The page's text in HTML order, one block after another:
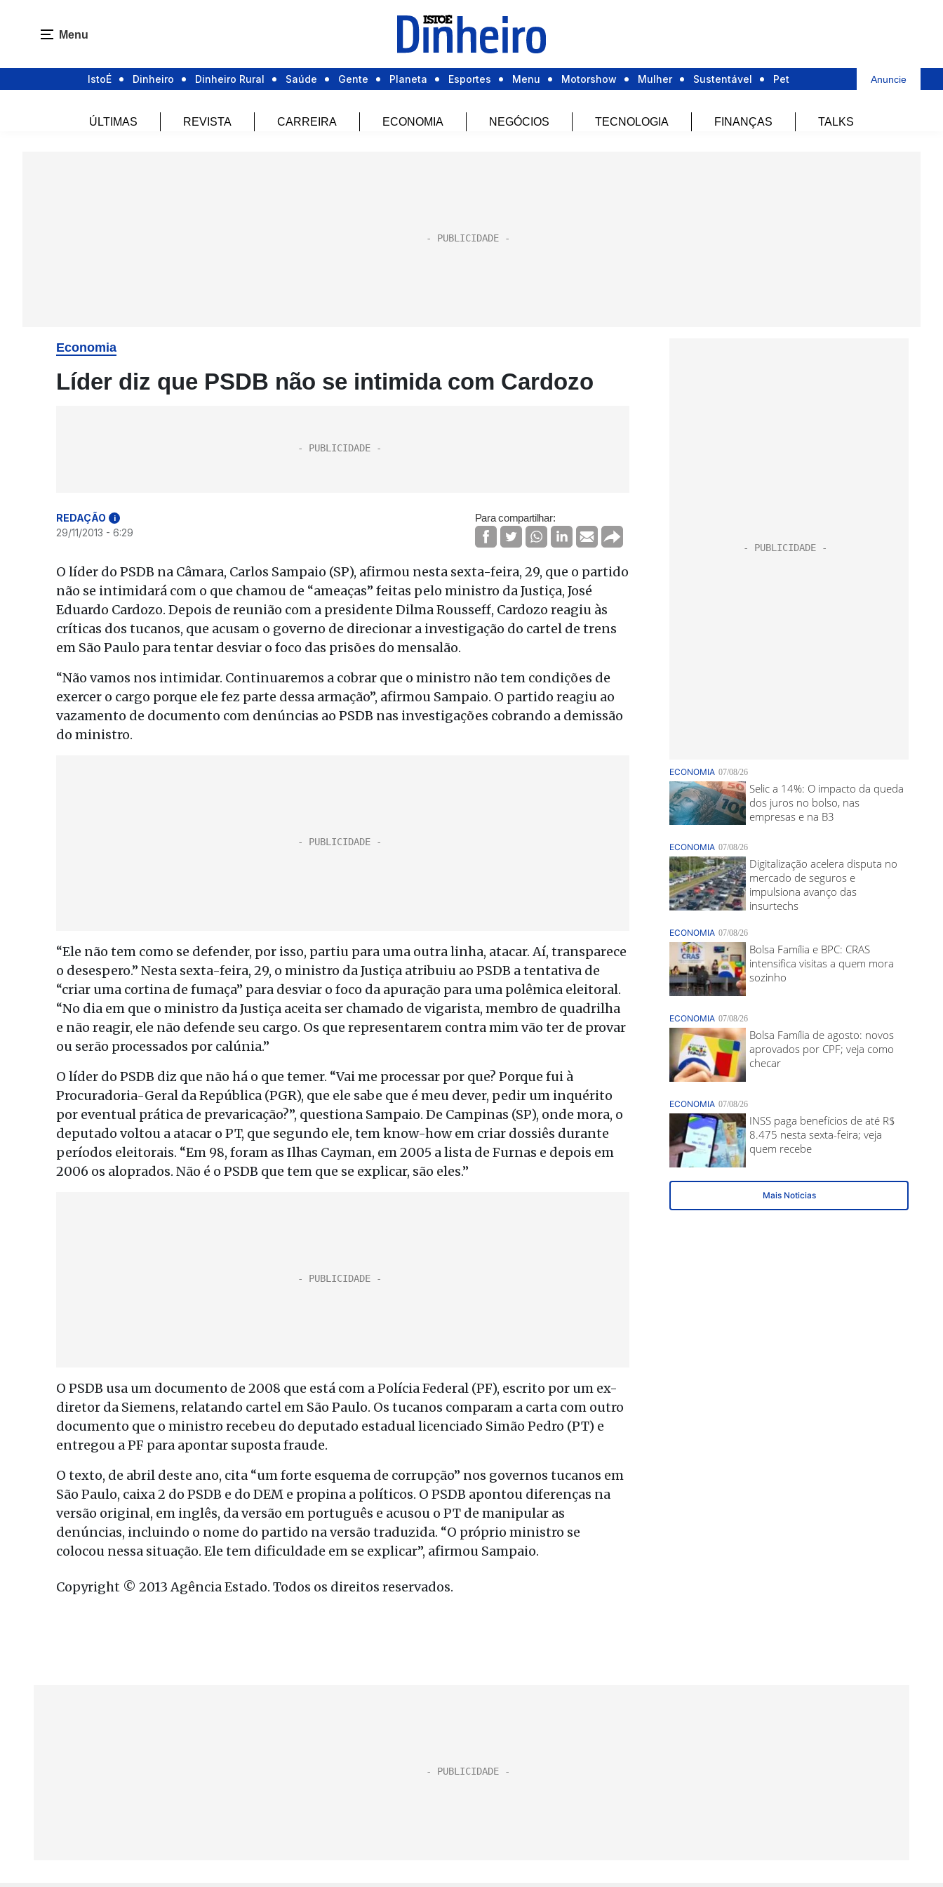
Menu
IstoÉ Dinheiro Dinheiro Rural Saúde Gente Planeta Esportes Menu Motorshow Mulher Sustentável Pet Anuncie
ÚLTIMAS REVISTA CARREIRA ECONOMIA NEGÓCIOS TECNOLOGIA FINANÇAS TALKS
Economia
Líder diz que PSDB não se intimida com Cardozo
REDAÇÃO i
29/11/2013 - 6:29
Para compartilhar:
O líder do PSDB na Câmara, Carlos Sampaio (SP), afirmou nesta sexta-feira, 29, que o partido
não se intimidará com o que chamou de “ameaças” feitas pelo ministro da Justiça, José
Eduardo Cardozo. Depois de reunião com a presidente Dilma Rousseff, Cardozo reagiu às
críticas dos tucanos, que acusam o governo de direcionar a investigação do cartel de trens
em São Paulo para tentar desviar o foco das prisões do mensalão.
“Não vamos nos intimidar. Continuaremos a cobrar que o ministro não tem condições de
exercer o cargo porque ele fez parte dessa armação”, afirmou Sampaio. O partido reagiu ao
vazamento de documento com denúncias ao PSDB nas investigações cobrando a demissão
do ministro.
“Ele não tem como se defender, por isso, partiu para uma outra linha, atacar. Aí, transparece
o desespero.” Nesta sexta-feira, 29, o ministro da Justiça atribuiu ao PSDB a tentativa de
“criar uma cortina de fumaça” para desviar o foco da apuração para uma polêmica eleitoral.
“No dia em que o ministro da Justiça aceita ser chamado de vigarista, membro de quadrilha
e não reagir, ele não defende seu cargo. Os que representarem contra mim vão ter de provar
ou serão processados por calúnia.”
O líder do PSDB diz que não há o que temer. “Vai me processar por que? Porque fui à
Procuradoria-Geral da República (PGR), que ele sabe que é meu dever, pedir um inquérito
por eventual prática de prevaricação?”, questiona Sampaio. De Campinas (SP), onde mora, o
deputado voltou a atacar o PT, que segundo ele, tem know-how em criar dossiês durante
períodos eleitorais. “Em 98, foram as Ilhas Cayman, em 2005 a lista de Furnas e depois em
2006 os aloprados. Não é o PSDB que tem que se explicar, são eles.”
O PSDB usa um documento de 2008 que está com a Polícia Federal (PF), escrito por um ex-
diretor da Siemens, relatando cartel em São Paulo. Os tucanos comparam a carta com outro
documento que o ministro recebeu do deputado estadual licenciado Simão Pedro (PT) e
entregou a PF para apontar suposta fraude.
O texto, de abril deste ano, cita “um forte esquema de corrupção” nos governos tucanos em
São Paulo, caixa 2 do PSDB e do DEM e propina a políticos. O PSDB apontou diferenças na
versão original, em inglês, da versão em português e acusou o PT de manipular as
denúncias, incluindo o nome do partido na versão traduzida. “O próprio ministro se
colocou nessa situação. Ele tem dificuldade em se explicar”, afirmou Sampaio.
Copyright © 2013 Agência Estado. Todos os direitos reservados.